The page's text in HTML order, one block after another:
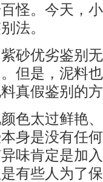
怪。今天，
法。
优劣鉴别无
但是，泥料
真假鉴别的
太过鲜艳、
身是没有任
味肯定是加
有些人为了